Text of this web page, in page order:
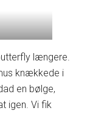
længere.
knækkede i
en bølge,
igen. Vi fik